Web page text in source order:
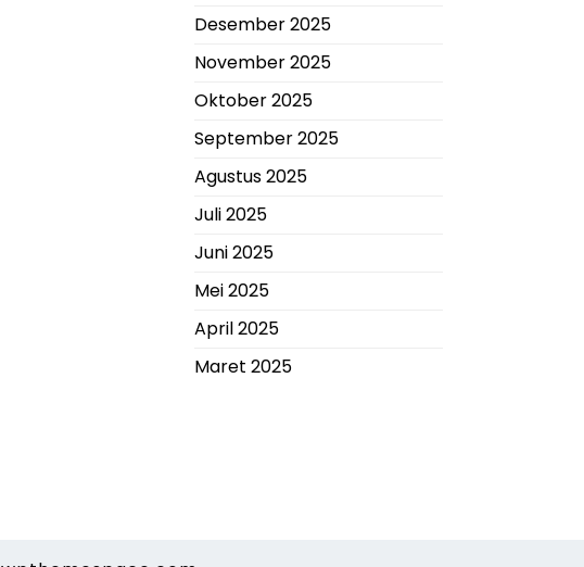
Desember 2025
November 2025
Oktober 2025
September 2025
Agustus 2025
Juli 2025
Juni 2025
Mei 2025
April 2025
Maret 2025